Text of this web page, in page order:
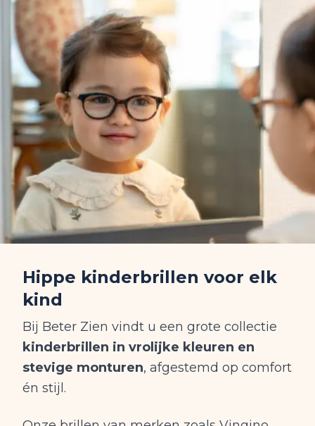
Hippe kinderbrillen voor elk
kind
Bij Beter Zien vindt u een grote collectie
kinderbrillen in vrolijke kleuren en
stevige monturen, afgestemd op comfort
én stijl.